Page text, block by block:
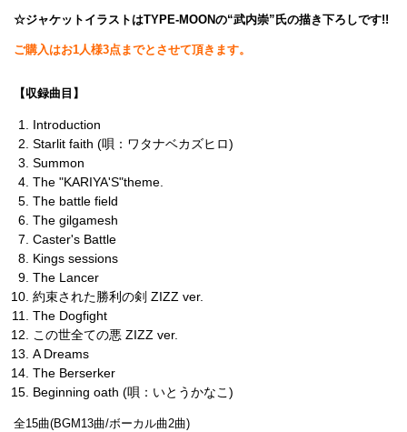
☆ジャケットイラストはTYPE-MOONの“武内崇”氏の描き下ろしです!!
ご購入はお1人様3点までとさせて頂きます。
【収録曲目】
Introduction
Starlit faith (唄：ワタナベカズヒロ)
Summon
The "KARIYA'S"theme.
The battle field
The gilgamesh
Caster's Battle
Kings sessions
The Lancer
約束された勝利の剣 ZIZZ ver.
The Dogfight
この世全ての悪 ZIZZ ver.
A Dreams
The Berserker
Beginning oath (唄：いとうかなこ)
全15曲(BGM13曲/ボーカル曲2曲)